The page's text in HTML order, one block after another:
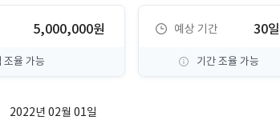
5,000,000원
조율 가능
예상 기간 30일
기간 조율 가능
2022년 02월 01일